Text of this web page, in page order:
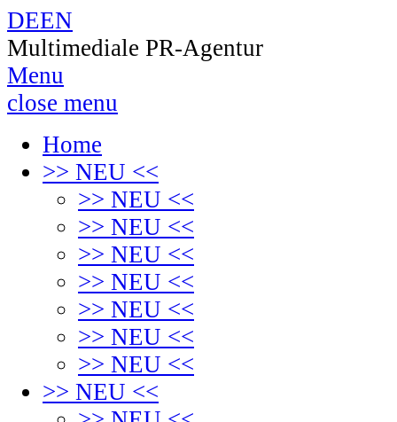
DEEN
Multimediale PR-Agentur
Menu
close menu
Home
>> NEU <<
>> NEU <<
>> NEU <<
>> NEU <<
>> NEU <<
>> NEU <<
>> NEU <<
>> NEU <<
>> NEU <<